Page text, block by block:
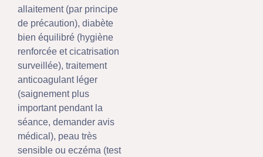
allaitement (par principe
de précaution), diabète
bien équilibré (hygiène
renforcée et cicatrisation
surveillée), traitement
anticoagulant léger
(saignement plus
important pendant la
séance, demander avis
médical), peau très
sensible ou eczéma (test